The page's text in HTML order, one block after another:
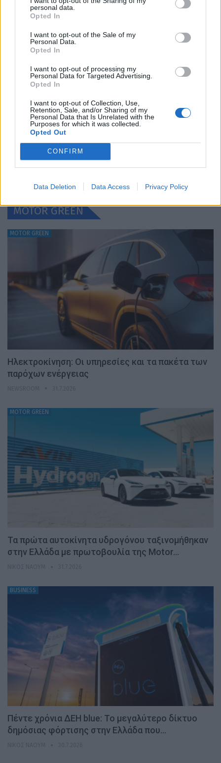
personal data.
Opted In
I want to opt-out of the Sale of my
Personal Data.
Opted In
I want to opt-out of processing my
Personal Data for Targeted Advertising.
Opted In
I want to opt-out of Collection, Use,
Retention, Sale, and/or Sharing of my
Personal Data that Is Unrelated with the
Purposes for which it was collected.
Opted Out
CONFIRM
Data Deletion Data Access Privacy Policy
Skoda: Ξεκίνησε η παραγωγή του νέου Peaq –
Δείτε Video από τη γραμμή…
ΝΊΚΟΣ ΝΑΟΎΜ 6.8.2026
MOTOR GREEN
MOTOR GREEN
Ηλεκτροκίνηση: Οι υπηρεσίες και τα πακέτα των
παρόχων ενέργειας
MOTOR GREEN
Τα πρώτα αυτοκίνητα υδρογόνου ταξινομήθηκαν
στην Ελλάδα με πρωτοβουλία της Motor…
BUSINESS
Πέντε χρόνια ΔΕΗ blue: Το μεγαλύτερο δίκτυο
δημόσιας φόρτισης στην Ελλάδα που…